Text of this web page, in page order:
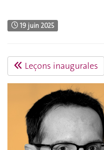
19 juin 2025
Leçons inaugurales